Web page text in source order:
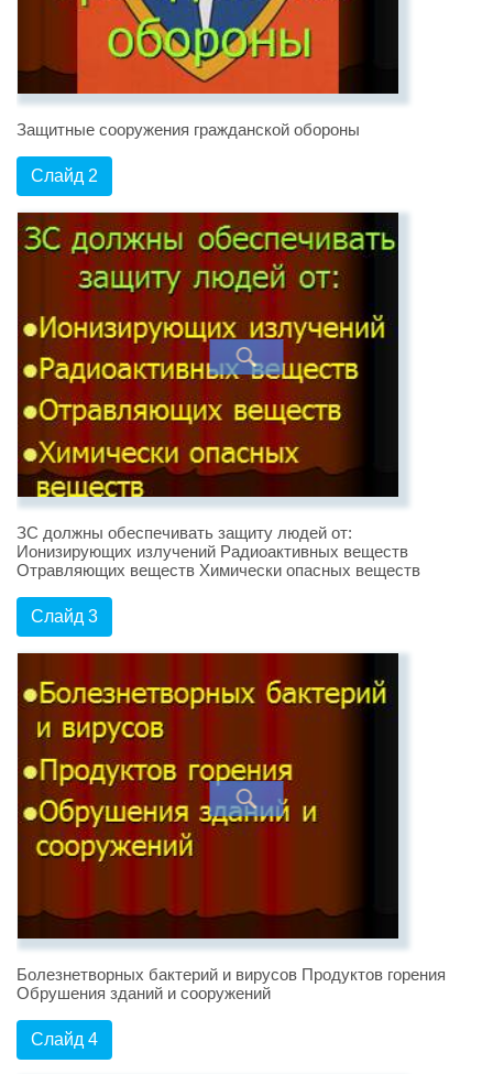
Защитные сооружения гражданской обороны
Слайд 2
ЗС должны обеспечивать защиту людей от:
Ионизирующих излучений Радиоактивных веществ
Отравляющих веществ Химически опасных веществ
Слайд 3
Болезнетворных бактерий и вирусов Продуктов горения
Обрушения зданий и сооружений
Слайд 4